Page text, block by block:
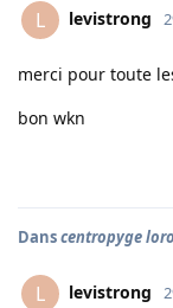
L levistrong
merci pour toute
bon wkn
Danscentropyge
L levistrong